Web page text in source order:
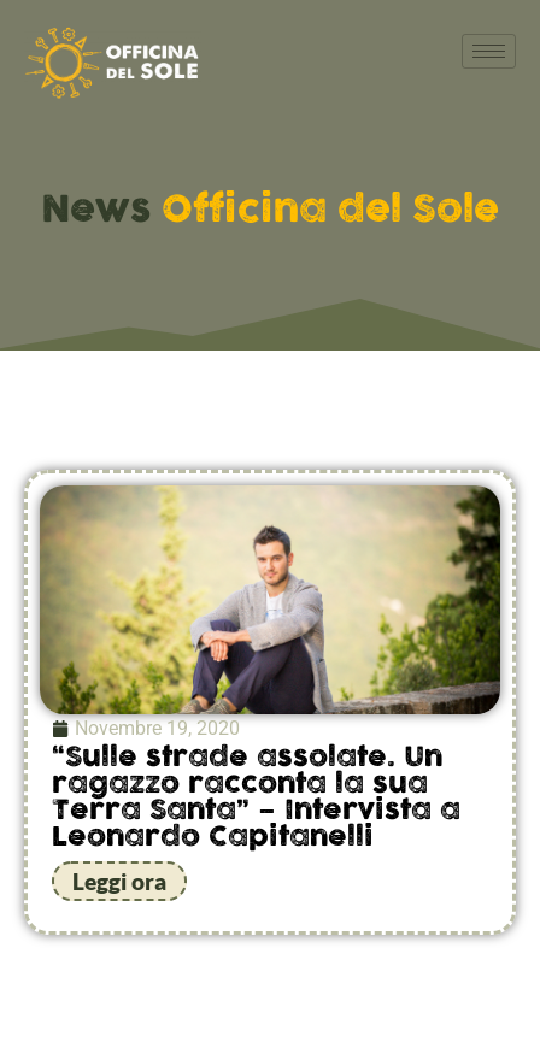
News Officina del Sole
Novembre 19, 2020
“Sulle strade assolate. Un
ragazzo racconta la sua
Terra Santa” – Intervista a
Leonardo Capitanelli
Leggi ora